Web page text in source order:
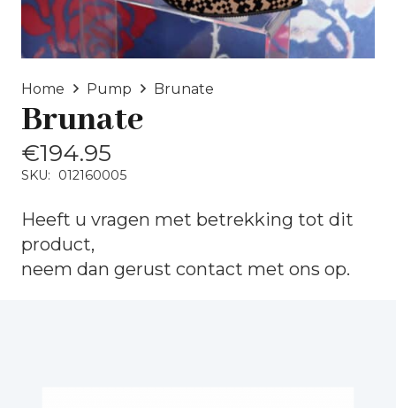
Home Pump Brunate
Brunate
€194.95
SKU: 012160005
Heeft u vragen met betrekking tot dit
product,
neem dan gerust contact met ons op.